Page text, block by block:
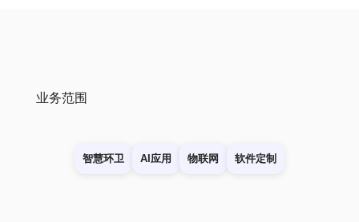
业务范围
智慧环卫 AI应用 物联网 软件定制